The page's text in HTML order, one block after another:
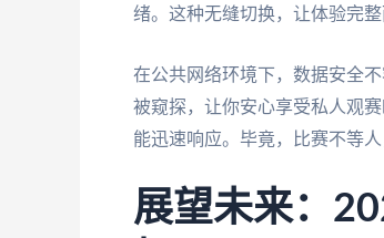
绪。这种无缝切换，让体验完整
在公共网络环境下，数据安全
被窥探，让你安心享受私人观
能迅速响应。毕竟，比赛不等
展望未来：